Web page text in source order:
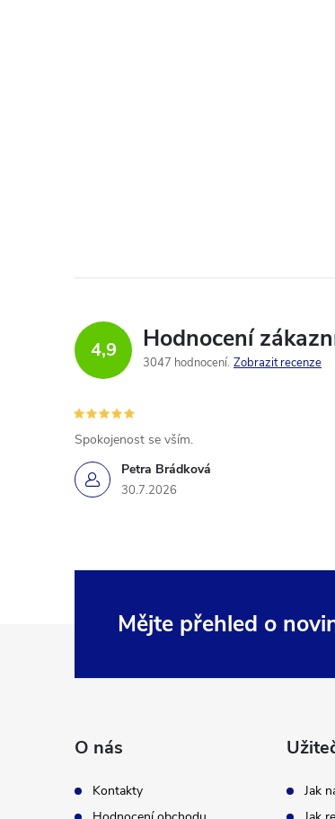
4,9 Hodnocení
3047 hodnocení Zobrazit recenze
Petra Brádková
30.7.2026
Spokojenost se vším.
Mějte přehled o
O nás
Kontakty
Jak